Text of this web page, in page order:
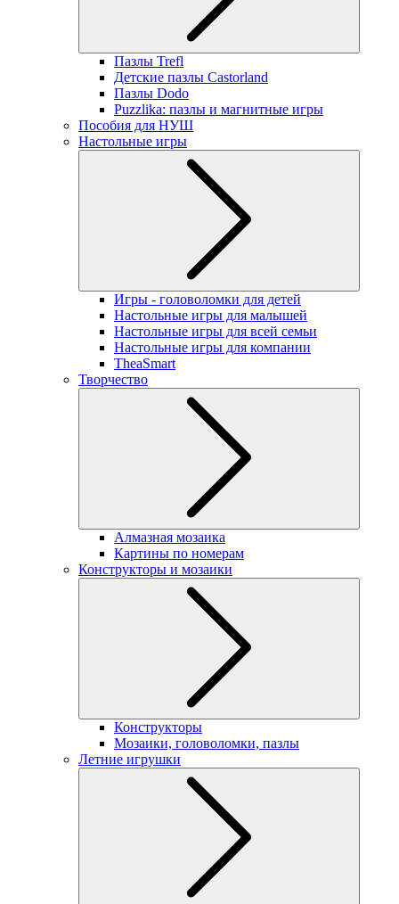
Пазлы Trefl
Детские пазлы Castorland
Пазлы Dodo
Puzzlika: пазлы и магнитные игры
Пособия для НУШ
Настольные игры
Игры - головоломки для детей
Настольные игры для малышей
Настольные игры для всей семьи
Настольные игры для компании
TheaSmart
Творчество
Алмазная мозаика
Картины по номерам
Конструкторы и мозаики
Конструкторы
Мозаики, головоломки, пазлы
Летние игрушки